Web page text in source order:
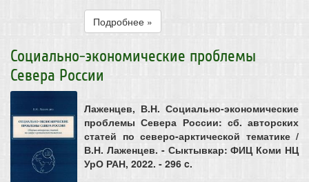
Подробнее »
Социально-экономические проблемы
Севера России
Лаженцев, В.Н. Социально-экономические
проблемы Севера России: сб. авторских
статей по северо-арктической тематике /
В.Н. Лаженцев. - Сыктывкар: ФИЦ Коми НЦ
УрО РАН, 2022. - 296 c.